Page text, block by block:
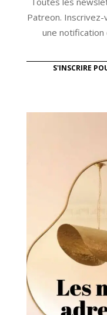
Patreon.
une
S'INSCRIRE